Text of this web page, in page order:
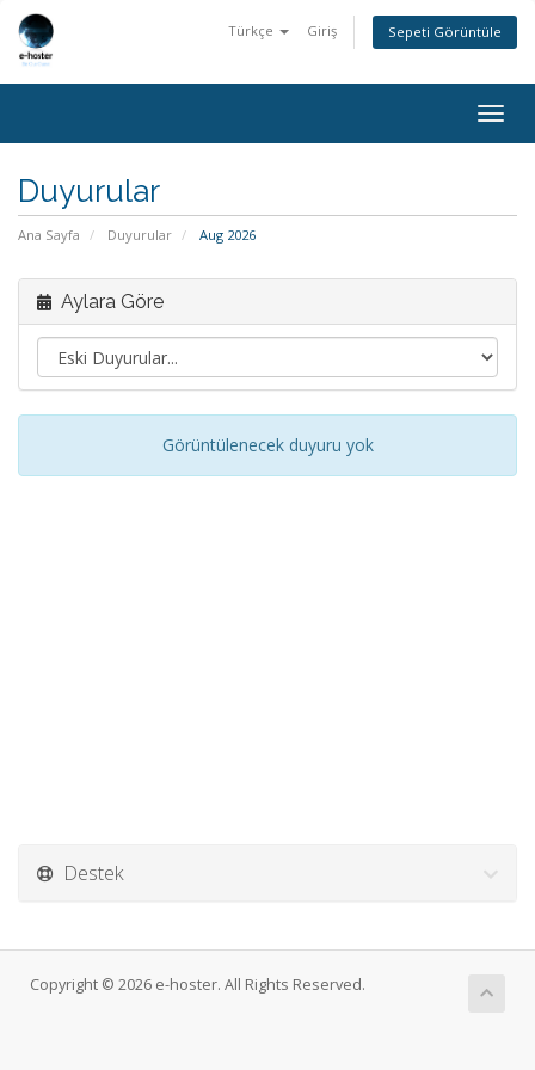
Türkçe Giriş Sepeti Görüntüle
Duyurular
Ana Sayfa Duyurular Aug 2026
Aylara Göre
Görüntülenecek duyuru yok
Destek
Copyright © 2026 e-hoster. All Rights Reserved.